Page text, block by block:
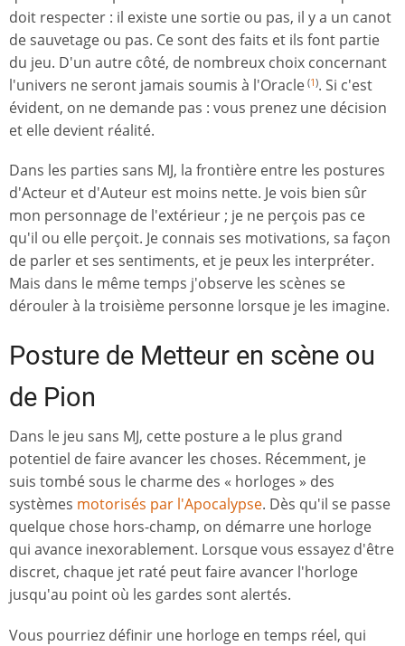
doit respecter : il existe une sortie ou pas, il y a un canot
de sauvetage ou pas. Ce sont des faits et ils font partie
du jeu. D'un autre côté, de nombreux choix concernant
l'univers ne seront jamais soumis à l'Oracle (1). Si c'est
évident, on ne demande pas : vous prenez une décision
et elle devient réalité.
Dans les parties sans MJ, la frontière entre les postures
d'Acteur et d'Auteur est moins nette. Je vois bien sûr
mon personnage de l'extérieur ; je ne perçois pas ce
qu'il ou elle perçoit. Je connais ses motivations, sa façon
de parler et ses sentiments, et je peux les interpréter.
Mais dans le même temps j'observe les scènes se
dérouler à la troisième personne lorsque je les imagine.
Posture de Metteur en scène ou
de Pion
Dans le jeu sans MJ, cette posture a le plus grand
potentiel de faire avancer les choses. Récemment, je
suis tombé sous le charme des « horloges » des
systèmes motorisés par l'Apocalypse. Dès qu'il se passe
quelque chose hors-champ, on démarre une horloge
qui avance inexorablement. Lorsque vous essayez d'être
discret, chaque jet raté peut faire avancer l'horloge
jusqu'au point où les gardes sont alertés.
Vous pourriez définir une horloge en temps réel, qui